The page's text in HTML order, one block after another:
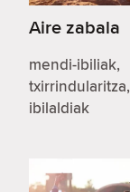
Aire zabala
mendi-ibiliak,
txirrindularitza,
ibilaldiak